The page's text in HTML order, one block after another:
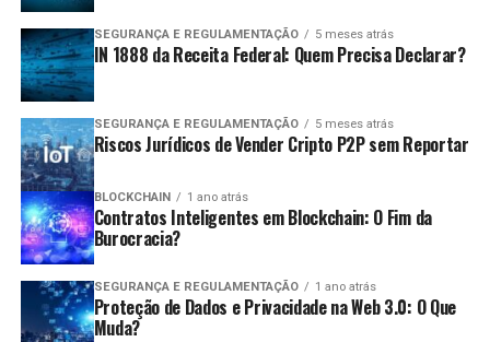
SEGURANÇA E REGULAMENTAÇÃO 5 meses atrás
IN 1888 da Receita Federal: Quem Precisa Declarar?
SEGURANÇA E REGULAMENTAÇÃO 5 meses atrás
Riscos Jurídicos de Vender Cripto P2P sem Reportar
BLOCKCHAIN 1 ano atrás
Contratos Inteligentes em Blockchain: O Fim da
Burocracia?
SEGURANÇA E REGULAMENTAÇÃO 1 ano atrás
Proteção de Dados e Privacidade na Web 3.0: O Que
Muda?